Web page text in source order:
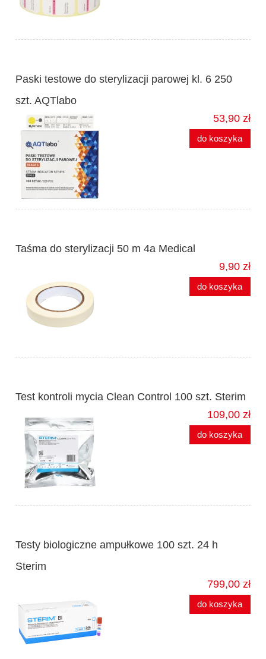
Paski testowe do sterylizacji parowej kl. 6 250
szt. AQTlabo
53,90 zł
do koszyka
Taśma do sterylizacji 50 m 4a Medical
9,90 zł
do koszyka
Test kontroli mycia Clean Control 100 szt. Sterim
109,00 zł
do koszyka
Testy biologiczne ampułkowe 100 szt. 24 h
Sterim
799,00 zł
do koszyka